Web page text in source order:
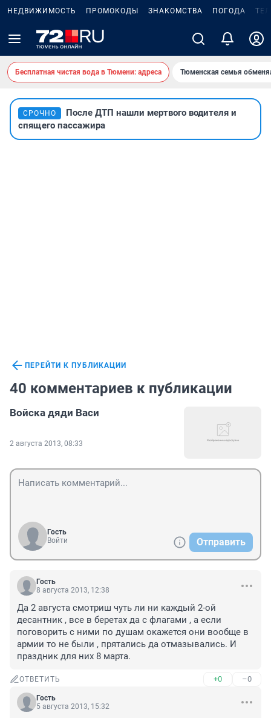
НЕДВИЖИМОСТЬ ПРОМОКОДЫ ЗНАКОМСТВА ПОГОДА
Бесплатная чистая вода в Тюмени: адреса Тюменская семья
СРОЧНО
После ДТП нашли мертвого водителя и
спящего пассажира
ПЕРЕЙТИ К ПУБЛИКАЦИИ
40 комментариев к публикации
Войска дяди Васи
2 августа 2013, 08:33
Гость
Войти
Отправить
Гость
8 августа 2013, 12:38
Да 2 августа смотриш чуть ли ни каждый 2-ой
десантник , все в беретах да с флагами , а если
поговорить с ними по душам окажется они вообще в
армии то не были , прятались да отмазывались. И
праздник для них 8 марта.
ОТВЕТИТЬ +0 –0
Гость
5 августа 2013, 15:32